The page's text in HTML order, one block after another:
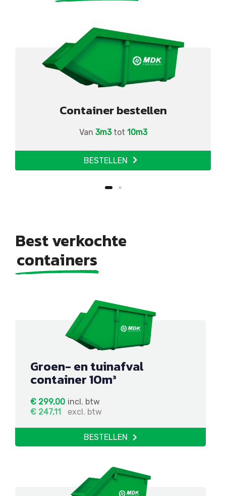
Container bestellen
Van 3m3 tot 10m3
BESTELLEN
Best verkochte
containers
Groen- en tuinafval
container 10m³
€ 299,00 incl. btw
€ 247,11 excl. btw
BESTELLEN